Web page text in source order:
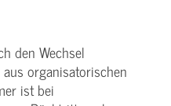
den Wechsel
organisatorischen
ist bei